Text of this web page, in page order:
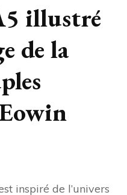
illustré
de la
inspiré de l’univers